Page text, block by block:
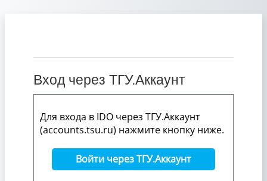
Вход через ТГУ.Аккаунт
Для входа в IDO через ТГУ.Аккаунт
(accounts.tsu.ru) нажмите кнопку ниже.
Войти через ТГУ.Аккаунт